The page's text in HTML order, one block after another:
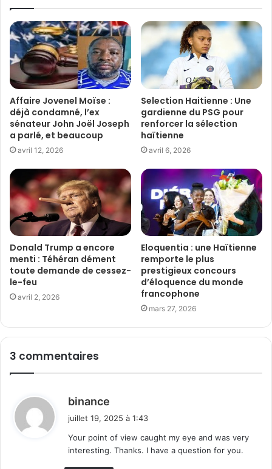
Affaire Jovenel Moïse :
déjà condamné, l’ex
sénateur John Joël Joseph
a parlé, et beaucoup
avril 12, 2026
Selection Haitienne : Une
gardienne du PSG pour
renforcer la sélection
haïtienne
avril 6, 2026
Donald Trump a encore
menti : Téhéran dément
toute demande de cessez-
le-feu
avril 2, 2026
Eloquentia : une Haïtienne
remporte le plus
prestigieux concours
d’éloquence du monde
francophone
mars 27, 2026
3 commentaires
binance
:
juillet 19, 2025 à 1:43
Your point of view caught my eye and was very
interesting. Thanks. I have a question for you.